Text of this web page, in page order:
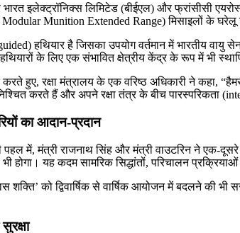
इलेक्ट्रॉनिक्स लिमिटेड (बीईएल) और फ्रांसीसी
Munition Extended Range) मिसाइलों के
हथियार है जिसका उपयोग वर्तमान में भारतीय
के लिए एक संभावित क्षेत्रीय केंद्र के रूप में भी
करते हुए, रक्षा मंत्रालय के एक वरिष्ठ अधिकारी ने कहा,
करते हैं और अपने रक्षा तंत्र के बीच पारस्परिकता
का आदान-प्रदान
में, मंत्री राजनाथ सिंह और मंत्री वाउटरिन ने एक-
होगा। यह कदम सामरिक सिद्धांतों, परिचालन
शक्ति’ को द्विवार्षिक से वार्षिक आयोजन में बदलने की